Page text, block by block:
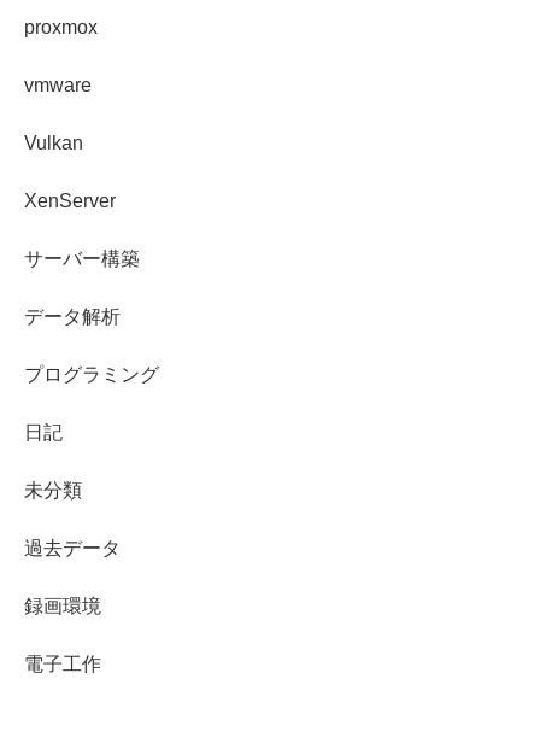
proxmox
vmware
Vulkan
XenServer
サーバー構築
データ解析
プログラミング
日記
未分類
過去データ
録画環境
電子工作